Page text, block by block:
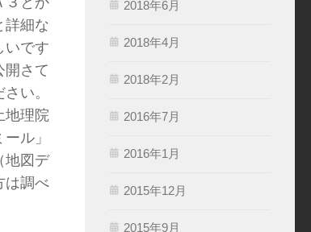
詳細な
いです
開さて
い。
地理院
ル」
地図デ
は調べ
2018年6月
2018年4月
2018年2月
2016年7月
2016年1月
2015年12月
2015年9月